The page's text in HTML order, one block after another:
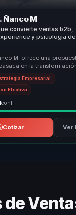
Ñanco M
convierte ventas b2b,
y psicologia de
y cierre para equipos
M. ofrece una
en la
y el
Empresarial
Efectiva
1conf.
Cotizar Ver